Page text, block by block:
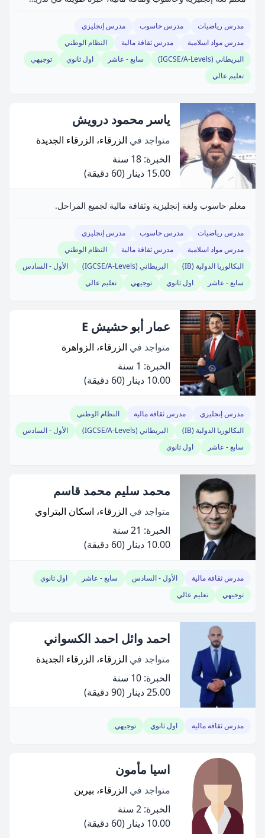
مدرس رياضيات مدرس حاسوب
مدرس إنجليزي
مدرس مواد اسلامية
مدرس ثقافة مالية
النظام الوطني
البريطاني (IGCSE/A-Levels)
سابع - عاشر اول ثانوي
توجيهي
تعليم عالي
ياسر محمود درويش
متواجد في الزرقاء، الزرقاء الجديدة
الخبرة: 18 سنة
15.00 دينار
(60 دقيقة)
معلم حاسوب ولغة إنجليزية وثقافة مالية لجميع المراحل.
مدرس رياضيات مدرس حاسوب
مدرس إنجليزي
مدرس مواد اسلامية
مدرس ثقافة مالية
النظام الوطني
البكالوريا الدولية (IB)
البريطاني (IGCSE/A-Levels)
الأول - السادس
سابع - عاشر
اول ثانوي توجيهي تعليم عالي
عمار أبو حشيش E
متواجد في الزرقاء، الزواهرة
الخبرة: 1 سنة
10.00 دينار
(60 دقيقة)
مدرس إنجليزي مدرس ثقافة مالية
النظام الوطني
البكالوريا الدولية (IB)
البريطاني (IGCSE/A-Levels)
الأول - السادس
سابع - عاشر
اول ثانوي
محمد سليم محمد قاسم
متواجد في الزرقاء، اسكان البتراوي
الخبرة: 21 سنة
10.00 دينار
(60 دقيقة)
مدرس ثقافة مالية الأول - السادس سابع - عاشر
اول ثانوي
توجيهي
تعليم عالي
احمد وائل احمد الكسواني
متواجد في الزرقاء، الزرقاء الجديدة
الخبرة: 10 سنة
25.00 دينار
(90 دقيقة)
مدرس ثقافة مالية اول ثانوي توجيهي
اسيا مأمون
متواجد في الزرقاء، بيرين
الخبرة: 2 سنة
10.00 دينار
(60 دقيقة)